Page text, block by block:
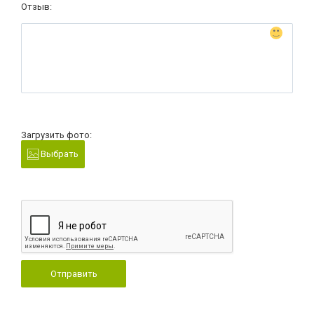
Отзыв:
Загрузить фото:
Выбрать
Отправить